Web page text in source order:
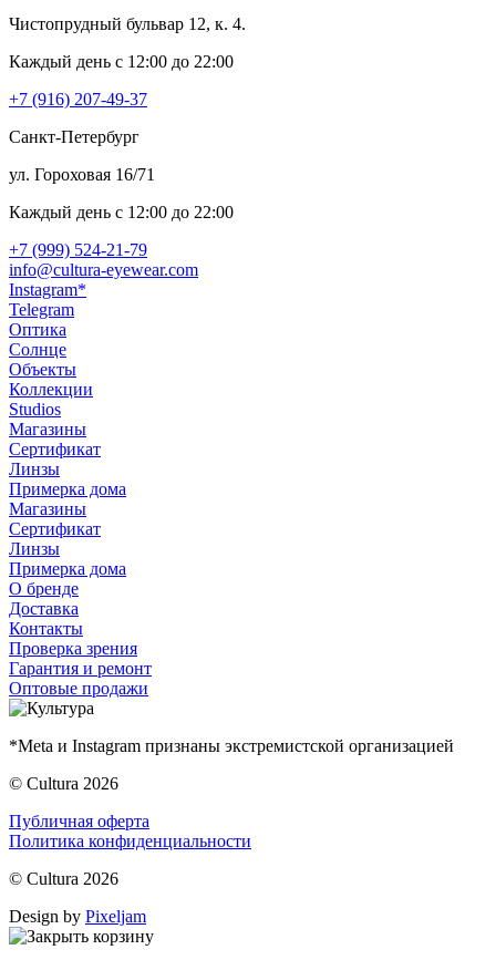
Чистопрудный бульвар 12, к. 4.
Каждый день c 12:00 до 22:00
+7 (916) 207-49-37
Санкт-Петербург
ул. Гороховая 16/71
Каждый день c 12:00 до 22:00
+7 (999) 524-21-79
info@cultura-eyewear.com
Instagram*
Telegram
Оптика
Солнце
Объекты
Коллекции
Studios
Магазины
Сертификат
Линзы
Примерка дома
Магазины
Сертификат
Линзы
Примерка дома
О бренде
Доставка
Контакты
Проверка зрения
Гарантия и ремонт
Оптовые продажи
*Meta и Instagram признаны экстремистской организацией
© Cultura 2026
Публичная оферта
Политика конфиденциальности
© Cultura 2026
Design by Pixeljam